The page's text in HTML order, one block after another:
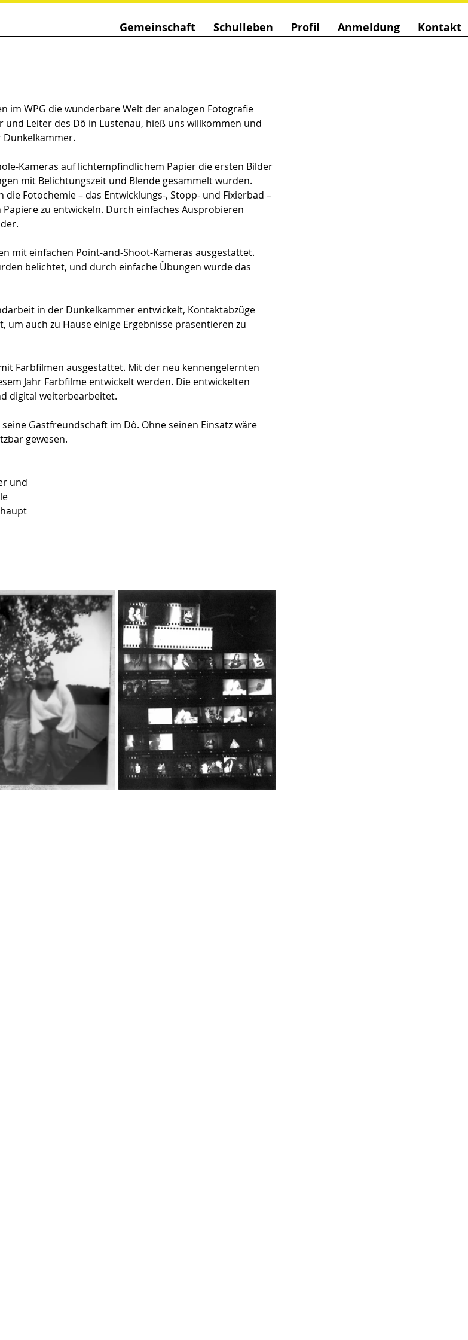
im WPG die wunderbare Welt der analogen Fotografie
und Leiter des Dô in Lustenau, hieß uns willkommen und
Kameras auf lichtempfindlichem Papier die ersten Bilder
mit Belichtungszeit und Blende gesammelt wurden.
Fotochemie – das Entwicklungs-, Stopp- und Fixierbad –
zu entwickeln. Durch einfaches Ausprobieren
mit einfachen Point-and-Shoot-Kameras ausgestattet.
belichtet, und durch einfache Übungen wurde das
in der Dunkelkammer entwickelt, Kontaktabzüge
auch zu Hause einige Ergebnisse präsentieren zu
Farbfilmen ausgestattet. Mit der neu kennengelernten
Jahr Farbfilme entwickelt werden. Die entwickelten
digital weiterbearbeitet.
Gastfreundschaft im Dô. Ohne seinen Einsatz wäre
gewesen.
und
Gemeinschaft Schulleben Profil Anmeldung Kontakt